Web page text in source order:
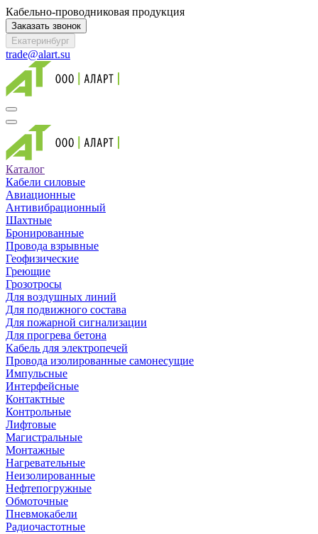
Кабельно-проводниковая продукция
Заказать звонок
Екатеринбург
trade@alart.su
Каталог
Кабели силовые
Авиационные
Антивибрационный
Шахтные
Бронированные
Провода взрывные
Геофизические
Греющие
Грозотросы
Для воздушных линий
Для подвижного состава
Для пожарной сигнализации
Для прогрева бетона
Кабель для электропечей
Провода изолированные самонесущие
Импульсные
Интерфейсные
Контактные
Контрольные
Лифтовые
Магистральные
Монтажные
Нагревательные
Неизолированные
Нефтепогружные
Обмоточные
Пневмокабели
Радиочастотные